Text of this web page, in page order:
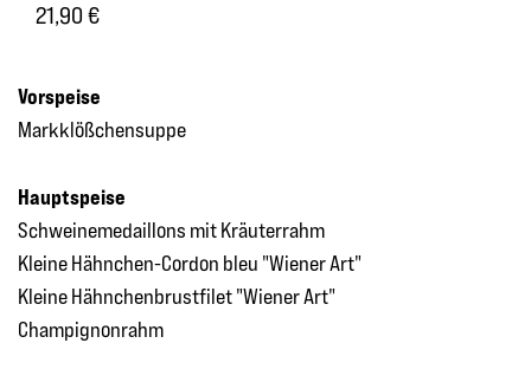
21,90 €
Vorspeise
Markklößchensuppe
Hauptspeise
Schweinemedaillons mit Kräuterrahm
Kleine Hähnchen-Cordon bleu "Wiener Art"
Kleine Hähnchenbrustfilet "Wiener Art"
Champignonrahm